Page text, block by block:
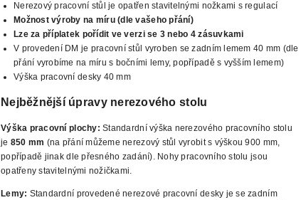
Nerezový pracovní stůl je opatřen stavitelnými nožkami s regulací
Možnost výroby na míru (dle vašeho přání)
Lze za příplatek pořídit ve verzi se 3 nebo 4 zásuvkami
V provedení DM je pracovní stůl vyroben se zadním lemem 40 mm (dle
přání vyrobíme na míru s bočními lemy, popřípadě s vyšším lemem)
Výška pracovní desky 40 mm
Nejběžnější úpravy nerezového stolu
Výška pracovní plochy:Standardní výška nerezového pracovního stolu
je 850 mm (na přání můžeme nerezový stůl vyrobit s výškou 900 mm,
popřípadě jinak dle přesného zadání). Nohy pracovního stolu jsou
opatřeny stavitelnými nožičkami.
Lemy: Standardní provedené nerezové pracovní desky je se zadním